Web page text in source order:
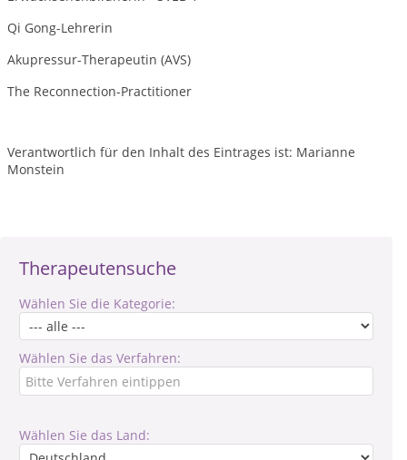
Therapeutensuche
Wählen Sie die Kategorie:
Wählen Sie das Verfahren:
Wählen Sie das Land:
Qi Gong-Lehrerin
Akupressur-Therapeutin (AVS)
The Reconnection-Practitioner
Verantwortlich für den Inhalt des Eintrages ist: Marianne
Monstein